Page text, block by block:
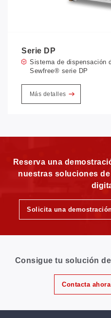
Serie DP
Sistema de dispensación
Sewfree® serie DP
Más detalles
Reserva una
nuestras soluciones
Solicita una
Consigue tu solución
Contacta ahora